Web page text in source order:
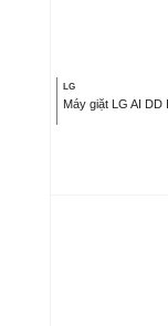
LG
Máy giặt LG AI DD